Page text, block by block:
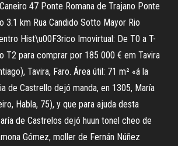
47 Ponte Romana de Trajano Ponte
3.1 km Rua Candido Sotto Mayor Rio
Hist\u00F3rico Imovirtual: De T0 a T-
T2 para comprar por 185 000 € em Tavira
Tavira, Faro. Área útil: 71 m² «á la
de Castrello dejó manda, en 1305, María
Habla, 75), y que para ajuda desta
de Castrelos dejó huun tonel cheo de
Gómez, moller de Fernán Núñez